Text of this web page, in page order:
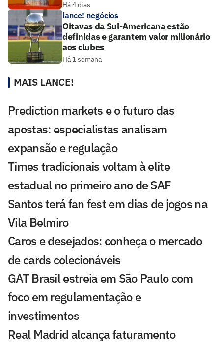
Há 4 dias
lance! negócios
Oitavas da Sul-Americana estão
definidas e garantem valor milionário
aos clubes
Há 1 semana
MAIS LANCE!
Prediction markets e o futuro das
apostas: especialistas analisam
expansão e regulação
Times tradicionais voltam à elite
estadual no primeiro ano de SAF
Santos terá fan fest em dias de jogos na
Vila Belmiro
Caros e desejados: conheça o mercado
de cards colecionáveis
GAT Brasil estreia em São Paulo com
foco em regulamentação e
investimentos
Real Madrid alcança faturamento